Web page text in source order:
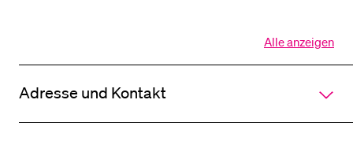
Alle anzeigen
Sektionen
Adresse und Kontakt